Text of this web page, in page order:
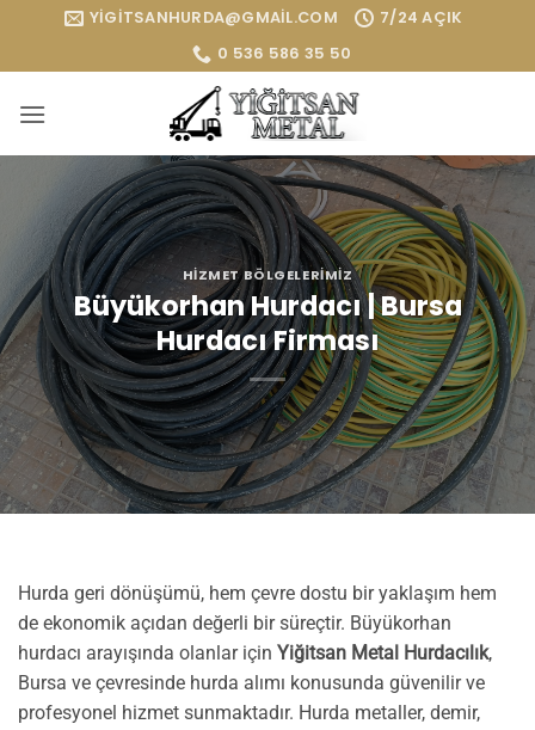
YIGITSANHURDA@GMAIL.COM
7/24 AÇIK
0 536 586 35 50
HIZMET BÖLGELERIMIZ
Büyükorhan Hurdacı | Bursa
Hurdacı Firması
Hurda geri dönüşümü, hem çevre dostu bir yaklaşım hem
de ekonomik açıdan değerli bir süreçtir. Büyükorhan
hurdacı arayışında olanlar için Yiğitsan Metal Hurdacılık,
Bursa ve çevresinde hurda alımı konusunda güvenilir ve
profesyonel hizmet sunmaktadır. Hurda metaller, demir,